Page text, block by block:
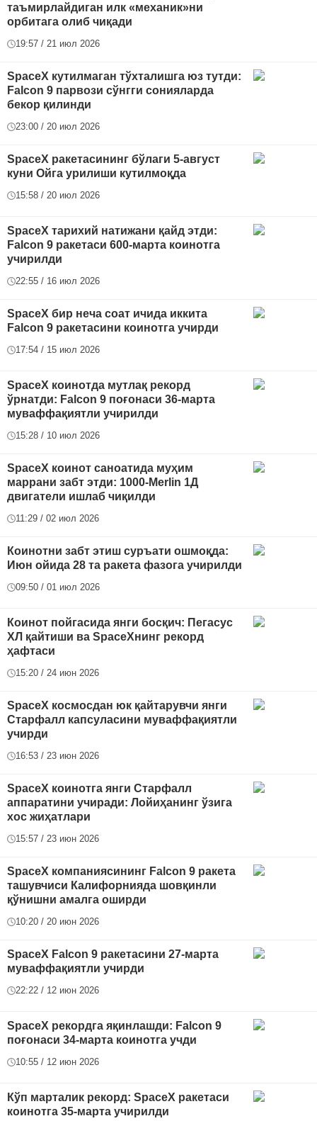
таъмирлайдиган илк «механик»ни
орбитага олиб чиқади
19:57 / 21 июл 2026
SpaceX кутилмаган тўхталишга юз тутди:
Falcon 9 парвози сўнгги сонияларда
бекор қилинди
23:00 / 20 июл 2026
SpaceX ракетасининг бўлаги 5-август
куни Ойга урилиши кутилмоқда
15:58 / 20 июл 2026
SpaceX тарихий натижани қайд этди:
Falcon 9 ракетаси 600-марта коинотга
учирилди
22:55 / 16 июл 2026
SpaceX бир неча соат ичида иккита
Falcon 9 ракетасини коинотга учирди
17:54 / 15 июл 2026
SpaceX коинотда мутлақ рекорд
ўрнатди: Falcon 9 поғонаси 36-марта
муваффақиятли учирилди
15:28 / 10 июл 2026
SpaceX коинот саноатида муҳим
маррани забт этди: 1000-Merlin 1Д
двигатели ишлаб чиқилди
11:29 / 02 июл 2026
Коинотни забт этиш суръати ошмоқда:
Июн ойида 28 та ракета фазога учирилди
09:50 / 01 июл 2026
Коинот пойгасида янги босқич: Пегасус
ХЛ қайтиши ва SpaceXнинг рекорд
ҳафтаси
15:20 / 24 июн 2026
SpaceX космосдан юк қайтарувчи янги
Старфалл капсуласини муваффақиятли
учирди
16:53 / 23 июн 2026
SpaceX коинотга янги Старфалл
аппаратини учиради: Лойиҳанинг ўзига
хос жиҳатлари
15:57 / 23 июн 2026
SpaceX компаниясининг Falcon 9 ракета
ташувчиси Калифорнияда шовқинли
қўнишни амалга оширди
10:20 / 20 июн 2026
SpaceX Falcon 9 ракетасини 27-марта
муваффақиятли учирди
22:22 / 12 июн 2026
SpaceX рекордга яқинлашди: Falcon 9
поғонаси 34-марта коинотга учди
10:55 / 12 июн 2026
Кўп марталик рекорд: SpaceX ракетаси
коинотга 35-марта учирилди